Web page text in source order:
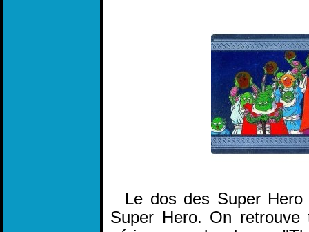
Le dos des Super
Super Hero. On